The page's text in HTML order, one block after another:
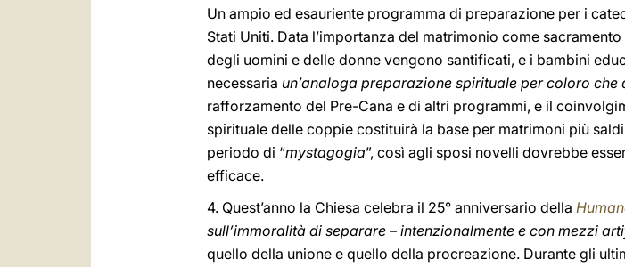
Un ampio ed esauriente programma di preparazione per i
Stati Uniti. Data l’importanza del matrimonio come
degli uomini e delle donne vengono santificati, e i bambini
necessaria un’analoga preparazione spirituale per coloro che
rafforzamento del Pre-Cana e di altri programmi, e il
spirituale delle coppie costituirà la base per matrimoni più
periodo di “mystagogia”, così agli sposi novelli dovrebbe
efficace.
4. Quest’anno la Chiesa celebra il 25° anniversario della
sull’immoralità di separare – intenzionalmente e con mezzi
quello della unione e quello della procreazione. Durante gli